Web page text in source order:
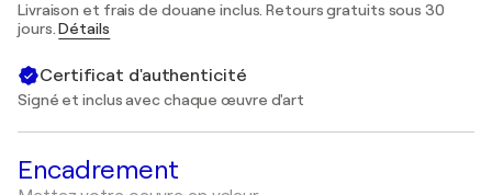
Livraison et frais de douane inclus. Retours gratuits sous 30
jours.Détails
Certificat d'authenticité
Signé et inclus avec chaque œuvre d'art
Encadrement